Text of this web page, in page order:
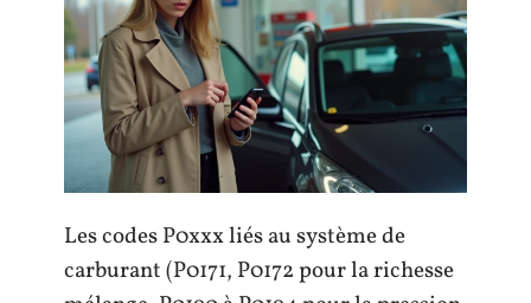
Les codes P0xxx liés au système de
carburant (P0171, P0172 pour la richesse